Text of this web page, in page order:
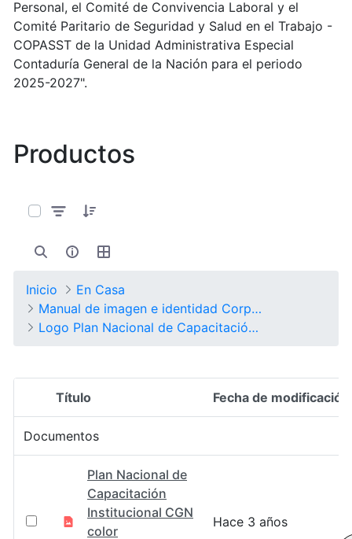
Personal, el Comité de Convivencia Laboral y el
Comité Paritario de Seguridad y Salud en el Trabajo -
COPASST de la Unidad Administrativa Especial
Contaduría General de la Nación para el periodo
2025-2027".
Productos
Inicio
En Casa
Manual de imagen e identidad Corporativa
Logo Plan Nacional de Capacitación Institucional CGN
Selección del elemento
Título Fecha de modificación
Documentos
Plan Nacional de
Capacitación
Institucional CGN
color
Hace 3 años